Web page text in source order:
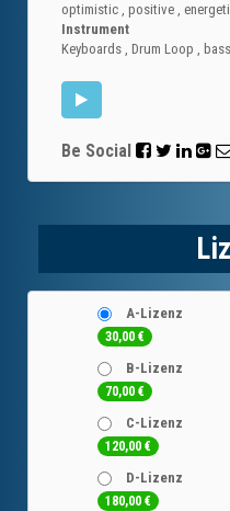
optimistic, positive,
Instrument
Keyboards, Drum Loop ,
Be Social
A-Lizenz
30,00€
B-Lizenz
70,00€
C-Lizenz
120,00€
D-Lizenz
180,00€